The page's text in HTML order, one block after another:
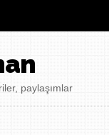
paylaşımlar